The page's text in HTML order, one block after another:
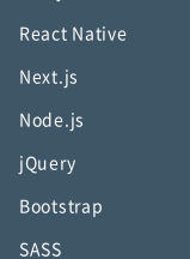
React Native
Next.js
Node.js
jQuery
Bootstrap
SASS